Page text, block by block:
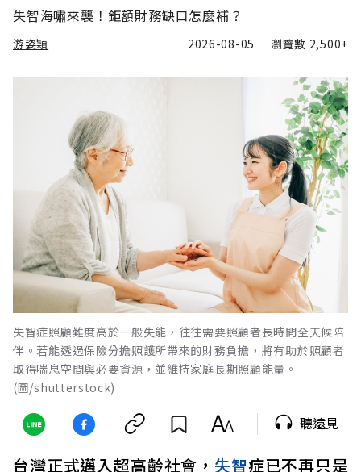
失智海嘯來襲！鉅額財務缺口怎麼補？
游姿穎 2026-08-05 瀏覽數 2,500+
失智症照顧難度高於一般失能，往往需要照顧者長時間全天候陪
伴。若能透過保險分擔照護所帶來的財務負擔，將有助於照顧者
取得喘息空間與必要資源，並維持家庭長期照顧能量。
(圖/shutterstock)
聽遠見
台灣正式邁入超高齡社會， 失智症已不再只是